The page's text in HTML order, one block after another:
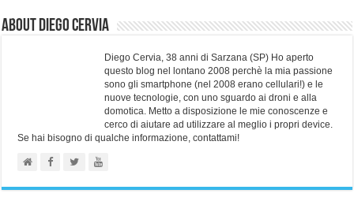
About Diego Cervia
Diego Cervia, 38 anni di Sarzana (SP) Ho aperto
questo blog nel lontano 2008 perchè la mia passione
sono gli smartphone (nel 2008 erano cellulari!) e le
nuove tecnologie, con uno sguardo ai droni e alla
domotica. Metto a disposizione le mie conoscenze e
cerco di aiutare ad utilizzare al meglio i propri device.
Se hai bisogno di qualche informazione, contattami!